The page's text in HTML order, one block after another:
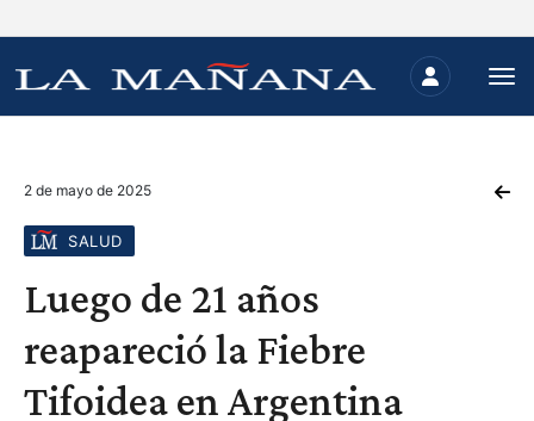
2 de mayo de 2025
SALUD
Luego de 21 años
reapareció la Fiebre
Tifoidea en Argentina